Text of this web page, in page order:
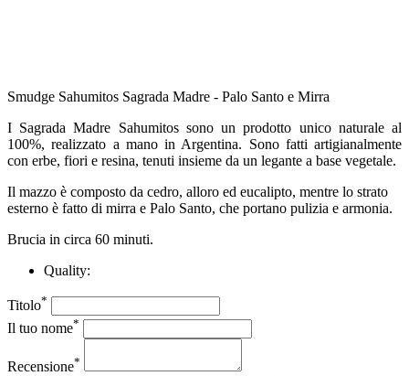
Smudge Sahumitos Sagrada Madre - Palo Santo e Mirra
I Sagrada Madre Sahumitos sono un prodotto unico naturale al
100%, realizzato a mano in Argentina. Sono fatti artigianalmente
con erbe, fiori e resina, tenuti insieme da un legante a base vegetale.
Il mazzo è composto da cedro, alloro ed eucalipto, mentre lo strato
esterno è fatto di mirra e Palo Santo, che portano pulizia e armonia.
Brucia in circa 60 minuti.
Quality:
Titolo*
Il tuo nome*
Recensione*